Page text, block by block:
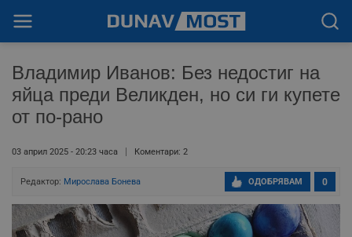
Владимир Иванов: Без недостиг на
яйца преди Великден, но си ги купете
от по-рано
03 април 2025 - 20:23 часа Коментари: 2
Редактор: Мирослава Бонева 0
ОДОБРЯВАМ